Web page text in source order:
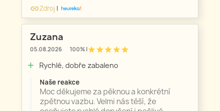
linkZdroj |
Zuzana
05.08.2026 100% |starstarstarstarstar
add Rychlé, dobře zabaleno
Naše reakce
Moc děkujeme za pěknou a konkrétní
zpětnou vazbu. Velmi nás těší, že